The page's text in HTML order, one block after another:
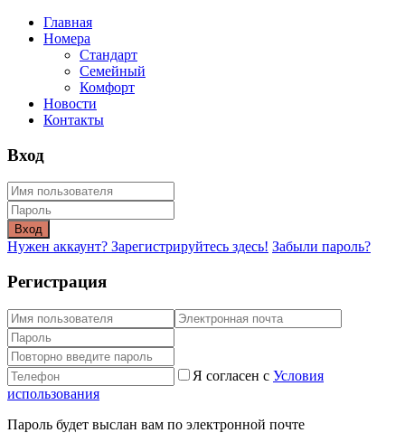
Главная
Номера
Стандарт
Семейный
Комфорт
Новости
Контакты
Вход
Вход
Нужен аккаунт? Зарегистрируйтесь здесь! Забыли пароль?
Регистрация
Я согласен с Условия
использования
Пароль будет выслан вам по электронной почте